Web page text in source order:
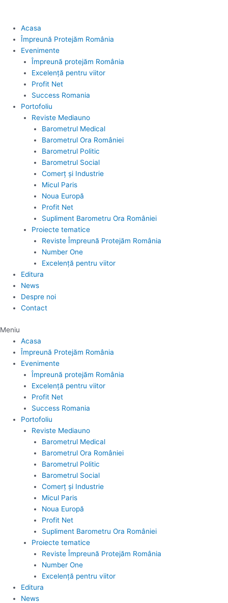
Acasa
Împreună Protejăm România
Evenimente
Împreună protejăm România
Excelență pentru viitor
Profit Net
Success Romania
Portofoliu
Reviste Mediauno
Barometrul Medical
Barometrul Ora României
Barometrul Politic
Barometrul Social
Comerț și Industrie
Micul Paris
Noua Europă
Profit Net
Supliment Barometru Ora României
Proiecte tematice
Reviste Împreună Protejăm România
Number One
Excelență pentru viitor
Editura
News
Despre noi
Contact
Meniu
Acasa
Împreună Protejăm România
Evenimente
Împreună protejăm România
Excelență pentru viitor
Profit Net
Success Romania
Portofoliu
Reviste Mediauno
Barometrul Medical
Barometrul Ora României
Barometrul Politic
Barometrul Social
Comerț și Industrie
Micul Paris
Noua Europă
Profit Net
Supliment Barometru Ora României
Proiecte tematice
Reviste Împreună Protejăm România
Number One
Excelență pentru viitor
Editura
News